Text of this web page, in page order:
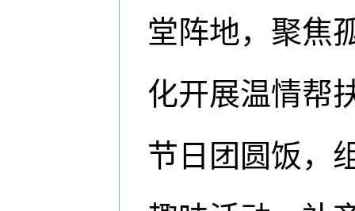
堂阵地，聚焦
化开展温情帮
节日团圆饭，